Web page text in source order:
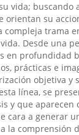
vida;
orientan su
compleja trama
Desde una
en profundidad
prácticas e
objetiva y
lí­nea, se
y que aparecen
cara a generar
la comprensión